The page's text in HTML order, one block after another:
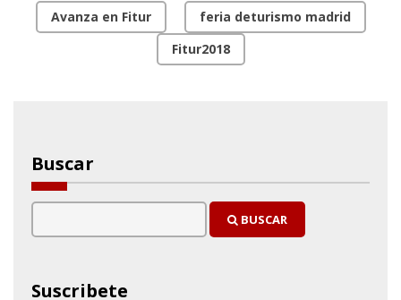
Avanza en Fitur
feria deturismo madrid
Fitur2018
Buscar
BUSCAR
Suscribete